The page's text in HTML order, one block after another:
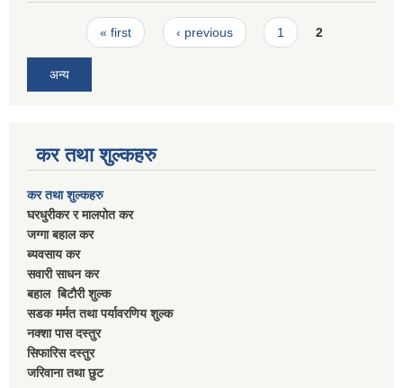
Pages« first ‹ previous 1 2
अन्य
कर तथा शुल्कहरु
कर तथा शुल्कहरु
घरधुरीकर र मालपाेत कर
जग्गा बहाल कर
ब्यवसाय कर
सवारी साधन कर
बहाल बिटाैरी शुल्क
सडक मर्मत तथा पर्यावरणिय शुल्क
नक्शा पास दस्तुर
सिफारिस दस्तुर
जरिवाना तथा छुट